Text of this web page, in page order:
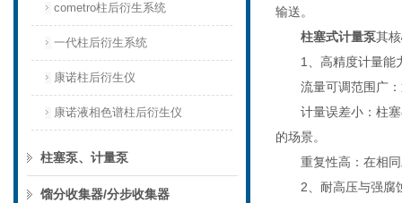
cometro柱后衍生系统
一代柱后衍生系统
康诺柱后衍生仪
康诺液相色谱柱后衍生仪
柱塞泵、计量泵
馏分收集器/分步收集器
输送。
柱塞式计量泵其
1、高精度计量能
流量可调范围广：
计量误差小：柱塞
的场景。
重复性高：在相同
2、耐高压与强腐